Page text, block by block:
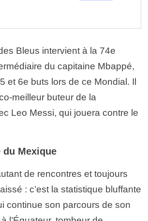
Bleus intervient à la 74e
du capitaine Mbappé,
et 6e buts lors de ce Mondial. Il
meilleur buteur de la
Leo Messi, qui jouera contre le
du Mexique
de rencontres et toujours
: c’est la statistique bluffante
continue son parcours de son